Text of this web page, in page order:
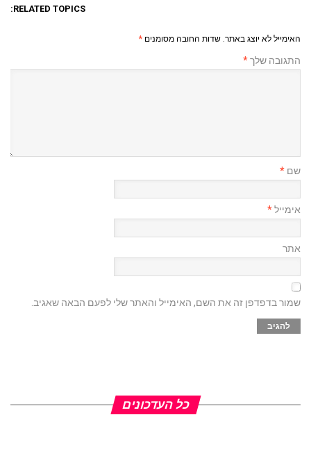
RELATED TOPICS:
האימייל לא יוצג באתר. שדות החובה מסומנים *
התגובה שלך*
שם *
אימייל*
אתר
שמור בדפדפן זה את השם, האימייל והאתר שלי לפעם הבאה שאגיב.
כל העדכונים